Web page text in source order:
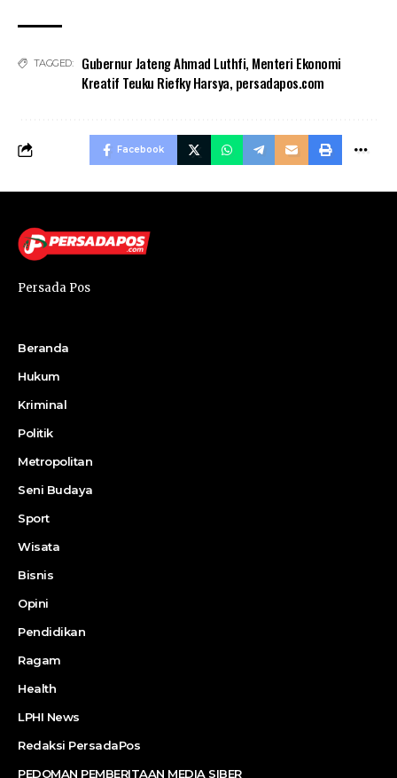
TAGGED: Gubernur Jateng Ahmad Luthfi, Menteri Ekonomi
Kreatif Teuku Riefky Harsya, persadapos.com
Facebook
Persada Pos
Beranda
Hukum
Kriminal
Politik
Metropolitan
Seni Budaya
Sport
Wisata
Bisnis
Opini
Pendidikan
Ragam
Health
LPHI News
Redaksi PersadaPos
PEDOMAN PEMBERITAAN MEDIA SIBER